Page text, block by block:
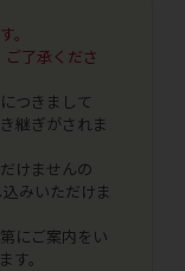
。
了承くださ
つきまして
継ぎがされま
けませんの
みいただけま
にご案内をい
。